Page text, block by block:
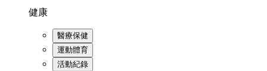
健康
醫療保健
運動體育
活動紀錄